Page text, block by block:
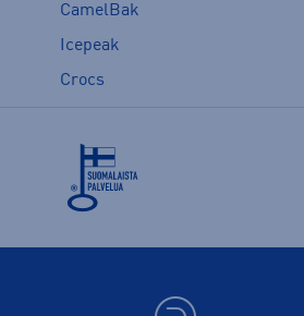
CamelBak
Icepeak
Crocs